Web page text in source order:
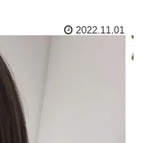
2022.11.01